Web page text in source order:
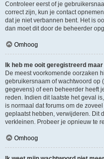
Controleer eerst of je
correct zijn, kun je contact
dat je niet verbannen bent. Het is
dan moet dit door de beheerder
Omhoog
Ik heb me ooit geregistreerd
De meest voorkomende oorzaken
gebruikersnaam of wachtwoord op
gegevens) of een beheerder heeft
reden. Indien dit laatste het geval
is normaal dat forums om de
geplaatst hebben, verwijderen. Dit
verkleinen. Probeer je opnieuw te
Omhoog